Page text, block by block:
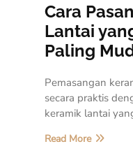
Cara
Lantai
Paling
Pemasangan
secara praktis
keramik lantai
Read More